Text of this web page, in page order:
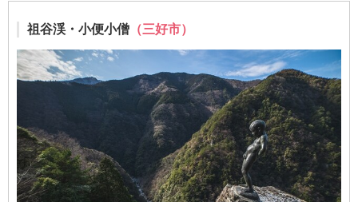
祖谷渓・小便小僧 （三好市）